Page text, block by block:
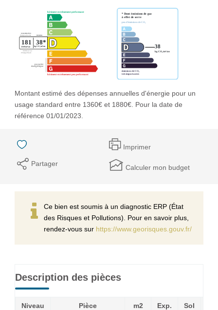
Montant estimé des dépenses annuelles d'énergie pour un
usage standard entre 1360€ et 1880€. Pour la date de
référence 01/01/2023.
Imprimer
Partager Calculer mon budget
Ce bien est soumis à un diagnostic ERP (État
des Risques et Pollutions). Pour en savoir plus,
rendez-vous sur https://www.georisques.gouv.fr/
Description des pièces
Niveau Pièce m2 Exp. Sol